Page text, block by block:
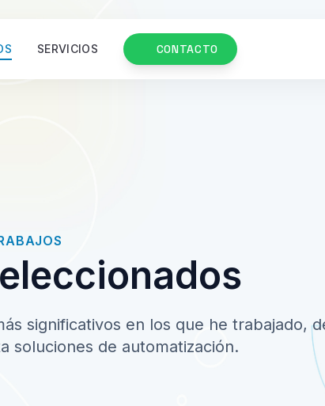
SERVICIOS CONTACTO
significativos en los que he trabajado,
soluciones de automatización.